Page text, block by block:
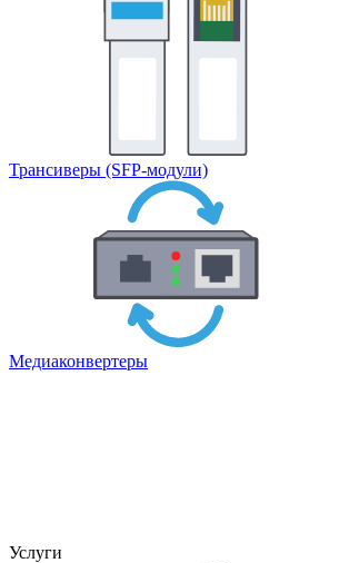
Трансиверы (SFP-модули)
Медиаконвертеры
Услуги